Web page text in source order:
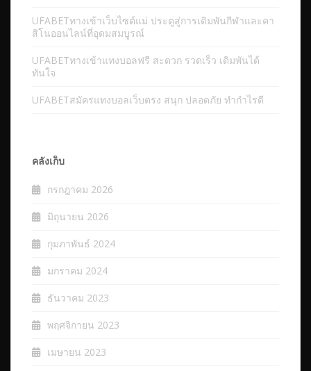
UFABETทางเข้าเว็บไซต์แม่ ประตูสู่การเดิมพันกีฬาและคา
สิโนออนไลน์ที่อุดมสมบูรณ์
UFABETทางเข้าแทงบอลฟรี สะดวก รวดเร็ว เดิมพันได้
ทันใจ
UFABETสมัครแทงบอลเว็บตรง สนุก ปลอดภัย ทำกำไรดี
คลังเก็บ
กรกฎาคม 2026
มิถุนายน 2026
กุมภาพันธ์ 2024
มกราคม 2024
ธันวาคม 2023
พฤศจิกายน 2023
เมษายน 2023